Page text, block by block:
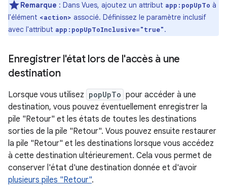
Remarque : Dans Vues, ajoutez un attribut app:popUpTo à
l'élément <action> associé. Définissez le paramètre inclusif
avec l'attribut app:popUpToInclusive="true".
Enregistrer l'état lors de l'accès à une
destination
Lorsque vous utilisez popUpTo pour accéder à une
destination, vous pouvez éventuellement enregistrer la
pile "Retour" et les états de toutes les destinations
sorties de la pile "Retour". Vous pouvez ensuite restaurer
la pile "Retour" et les destinations lorsque vous accédez
à cette destination ultérieurement. Cela vous permet de
conserver l'état d'une destination donnée et d'avoir
plusieurs piles "Retour".